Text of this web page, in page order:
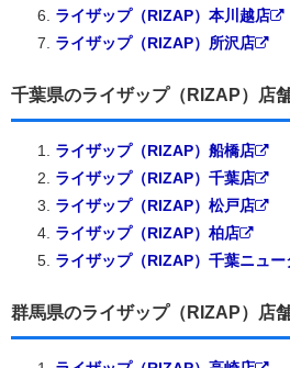
ライザップ（RIZAP）本川越店
ライザップ（RIZAP）所沢店
千葉県のライザップ（RIZAP）店
ライザップ（RIZAP）船橋店
ライザップ（RIZAP）千葉店
ライザップ（RIZAP）松戸店
ライザップ（RIZAP）柏店
ライザップ（RIZAP）千葉ニュー
群馬県のライザップ（RIZAP）店